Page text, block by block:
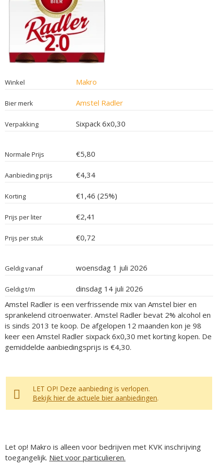
Winkel Makro
Bier merk Amstel Radler
Verpakking Sixpack 6x0,30
Normale Prijs €5,80
Aanbieding prijs €4,34
Korting €1,46 (25%)
Prijs per liter €2,41
Prijs per stuk €0,72
Geldig vanaf woensdag 1 juli 2026
Geldig t/m
dinsdag 14 juli 2026
Amstel Radler is een verfrissende mix van Amstel bier en
sprankelend citroenwater. Amstel Radler bevat 2% alcohol en
is sinds 2013 te koop. De afgelopen 12 maanden kon je 98
keer een Amstel Radler sixpack 6x0,30 met korting kopen. De
gemiddelde aanbiedingsprijs is €4,30.
LET OP! Deze aanbieding is verlopen.
Bekijk hier de actuele bier aanbiedingen.
Let op! Makro is alleen voor bedrijven met KVK inschrijving
toegangelijk. Niet voor particulieren.